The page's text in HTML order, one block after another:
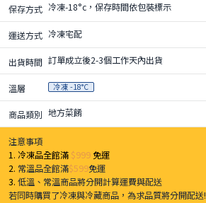
保存方式 冷凍-18°c，保存時間依包裝標示
運送方式 冷凍宅配
出貨時間 訂單成立後2-3個工作天內出貨
溫層 冷凍 -18°C
商品類別 地方菜餚
注意事項
1. 冷凍品全館滿 $999免運
2. 常溫品全館滿$599免運
3.低溫、常溫商品將分開計算運費與配送
若同時購買了冷凍與冷藏商品，為求品質將分開配送!